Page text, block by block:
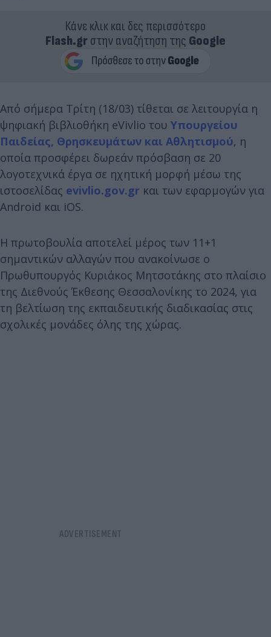
Κάνε κλικ και δες περισσότερο
Flash.grστην αναζήτηση της Google
Από σήμερα Τρίτη (18/03) τίθεται σε λειτουργία η
ψηφιακή βιβλιοθήκη eVivlio του Υπουργείου
Παιδείας, Θρησκευμάτων και Αθλητισμού, η
οποία προσφέρει δωρεάν πρόσβαση σε 20
λογοτεχνικά έργα σε ηχητική μορφή μέσω της
ιστοσελίδας evivlio.gov.gr και των εφαρμογών για
Android και iOS.
Η πρωτοβουλία αποτελεί μέρος των 11+1
σημαντικών αλλαγών που ανακοίνωσε ο
Πρωθυπουργός Κυριάκος Μητσοτάκης στο πλαίσιο
της Διεθνούς Έκθεσης Θεσσαλονίκης το 2024, για
τη βελτίωση της εκπαιδευτικής διαδικασίας στις
σχολικές μονάδες όλης της χώρας.